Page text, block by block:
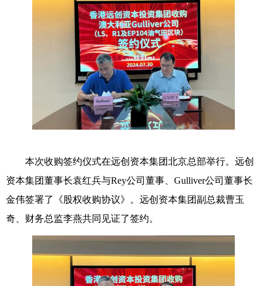
本次收购签约仪式在远创资本集团北京总部举行。远创
资本集团董事长袁红兵与Rey公司董事、Gulliver公司董事长
金伟签署了《股权收购协议》。远创资本集团副总裁曹玉
奇、财务总监李燕共同见证了签约。